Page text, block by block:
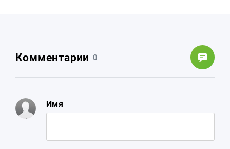
Комментарии 0
Имя